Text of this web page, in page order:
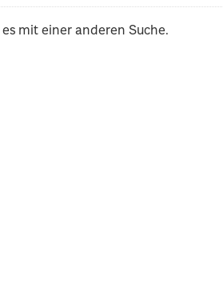
mit einer anderen Suche.